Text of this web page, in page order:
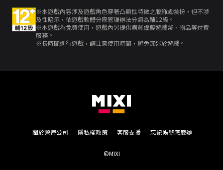
※本遊戲內容涉及遊戲角色穿著凸顯性特徵之服飾或裝扮，但不涉
及性暗示，依遊戲軟體分際管理辦法分類為輔12級。
※本遊戲為免費使用，遊戲內另提供購買虛擬遊戲幣、物品等付費
服務。
※長時間進行遊戲，請注意使用時間，避免沉迷於遊戲。
關於營運公司 隱私權政策 客服支援 忘記帳號怎麼辦
©MIXI